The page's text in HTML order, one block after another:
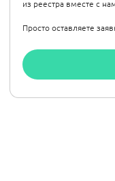
из реестра вместе с
Просто оставляете